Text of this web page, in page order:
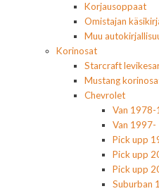
Korjausoppaat
Omistajan
Muu
Korinosat
Starcraft
Mustang
Chevrolet
Van 1978-
Van 1997-
Pick upp
Pick upp
Pick upp
Suburban